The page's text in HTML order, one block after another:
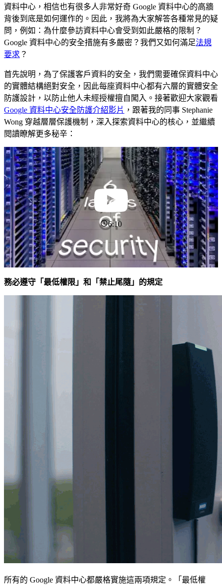
資料中心，相信也有很多人非常好奇 Google 資料中心的高牆
背後到底是如何運作的。因此，我將為大家解答各種常見的疑
問，例如：為什麼參訪資料中心會受到如此嚴格的限制？
Google 資料中心的安全措施有多嚴密？我們又如何滿足法規
要求 ？
首先說明，為了保護客戶資料的安全，我們需要確保資料中心
的實體結構絕對安全，因此每座資料中心都有六層的實體安全
防護設計，以防止他人未經授權擅自闖入。接著歡迎大家觀看
Google 資料中心安全防護介紹影片 ，跟著我的同事 Stephanie
Wong 穿越層層保護機制，深入探索資料中心的核心，並繼續
閱讀瞭解更多秘辛：
6:10
務必遵守「最低權限」和「禁止尾隨」的規定
所有的 Google 資料中心都嚴格實施這兩項規定。「最低權